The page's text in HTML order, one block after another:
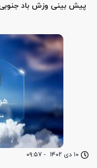
۱۰ دی ۱۴۰۲ - ۰۹:۵۷
پیش بینی وزش باد جنوبی